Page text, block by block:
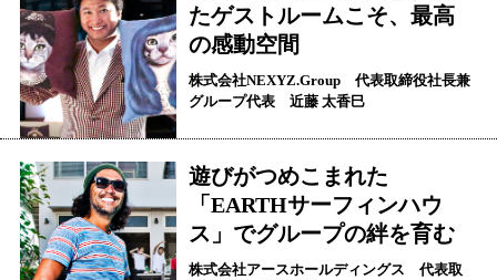
たゲストルームこそ、最高
の感動空間
株式会社NEXYZ.Group 代表取締役社長兼
グループ代表 近藤 太香巳
遊びがつめこまれた
「EARTHサーフィンハウ
ス」でグループの絆を育む
株式会社アースホールディングス 代表取